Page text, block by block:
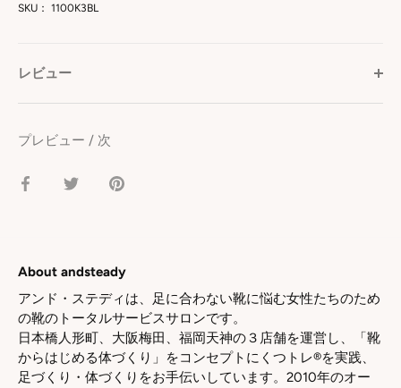
SKU： 1100K3BL
レビュー
プレビュー / 次
facebookTwitterpinterest
About andsteady
アンド・ステディは、足に合わない靴に悩む女性たちのため
の靴のトータルサービスサロンです。
日本橋人形町、大阪梅田、福岡天神の３店舗を運営し、「靴
からはじめる体づくり」をコンセプトにくつトレ®を実践、
足づくり・体づくりをお手伝いしています。2010年のオー